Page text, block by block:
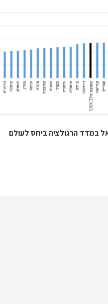
במדד הרגולציה ביחס לעולם